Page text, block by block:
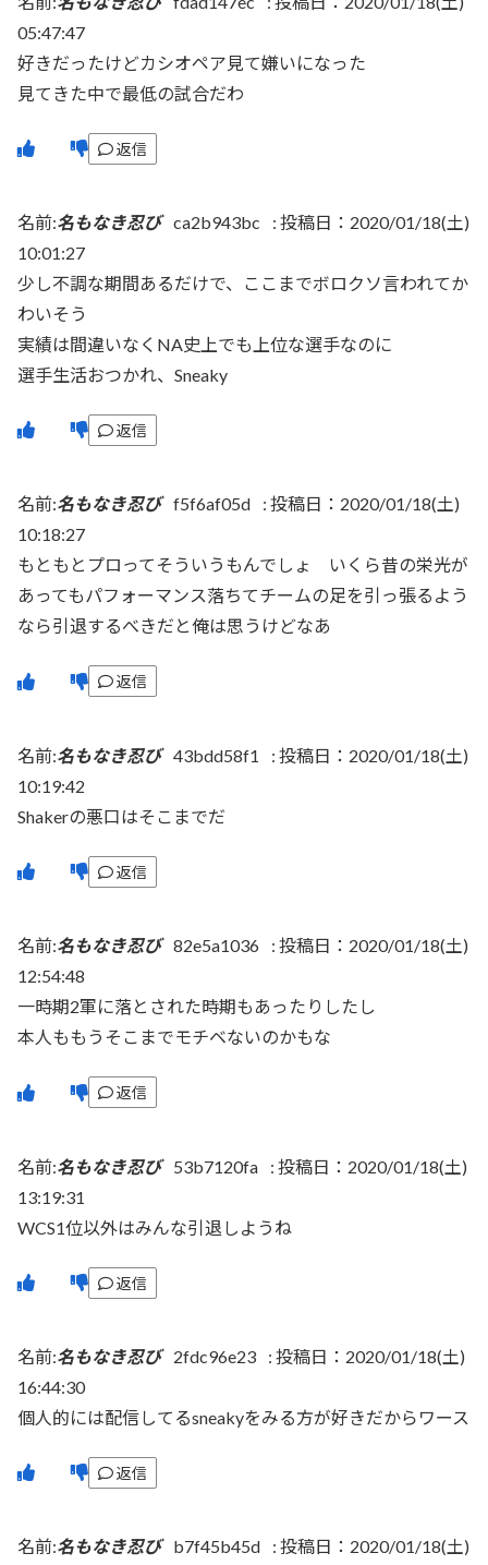
05:47:47
好きだったけどカシオペア見て嫌いになった
見てきた中で最低の試合だわ
返信
名前:名もなき忍び ca2b943bc : 投稿日：2020/01/18(土)
10:01:27
少し不調な期間あるだけで、ここまでボロクソ言われてか
わいそう
実績は間違いなくNA史上でも上位な選手なのに
選手生活おつかれ、Sneaky
返信
名前:名もなき忍び f5f6af05d : 投稿日：2020/01/18(土)
10:18:27
もともとプロってそういうもんでしょ いくら昔の栄光が
あってもパフォーマンス落ちてチームの足を引っ張るよう
なら引退するべきだと俺は思うけどなあ
返信
名前:名もなき忍び 43bdd58f1 : 投稿日：2020/01/18(土)
10:19:42
Shakerの悪口はそこまでだ
返信
名前:名もなき忍び 82e5a1036 : 投稿日：2020/01/18(土)
12:54:48
一時期2軍に落とされた時期もあったりしたし
本人ももうそこまでモチベないのかもな
返信
名前:名もなき忍び 53b7120fa : 投稿日：2020/01/18(土)
13:19:31
WCS1位以外はみんな引退しようね
返信
名前:名もなき忍び 2fdc96e23 : 投稿日：2020/01/18(土)
16:44:30
個人的には配信してるsneakyをみる方が好きだからワース
返信
名前:名もなき忍び b7f45b45d : 投稿日：2020/01/18(土)